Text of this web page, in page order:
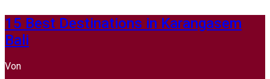
15 Best Destinations in Karangasem
Bali
Von